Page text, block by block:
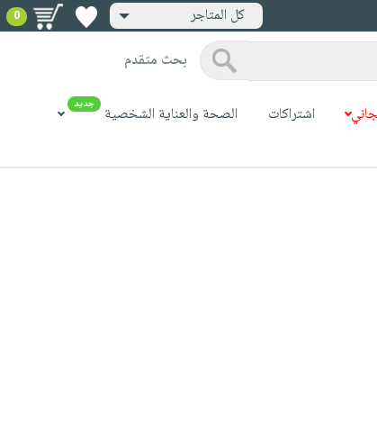
كل المتاجر 0
بحث متقدم
اشتراكات الصحة والعناية الشخصية جديد